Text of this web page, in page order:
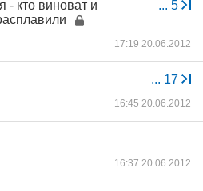
... 5
кто виноват и
17:19 20.06.2012
... 17
16:45 20.06.2012
16:37 20.06.2012